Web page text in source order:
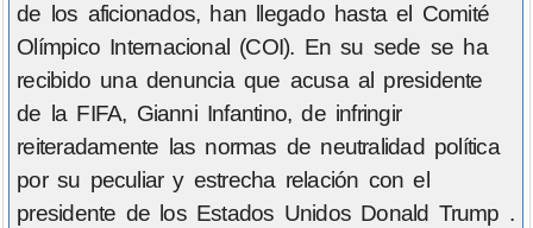
de los aficionados, han llegado hasta el Comité
Olímpico Internacional (COI). En su sede se ha
recibido una denuncia que acusa al presidente
de la FIFA, Gianni Infantino, de infringir
reiteradamente las normas de neutralidad política
por su peculiar y estrecha relación con el
presidente de los Estados Unidos Donald Trump .